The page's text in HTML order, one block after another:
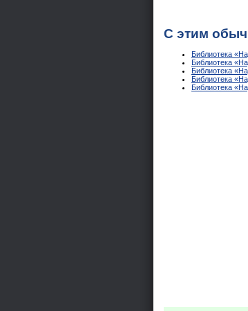
С этим
Библиотека
Библиотека
Библиотека
Библиотека
Библиотека